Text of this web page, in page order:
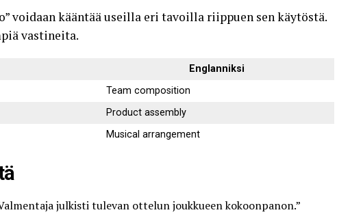
voidaan kääntää useilla eri tavoilla riippuen sen käytöstä.
vastineita.
Englanniksi
Team composition
Product assembly
Musical arrangement
julkisti tulevan ottelun joukkueen kokoonpanon.”